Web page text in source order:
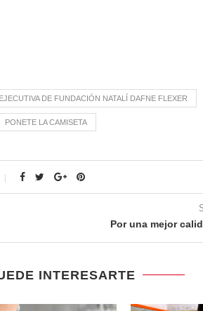
DE FUNDACIÓN NATALÍ DAFNE FLEXER
PONETE LA CAMISETA
Por una mejor
INTERESARTE